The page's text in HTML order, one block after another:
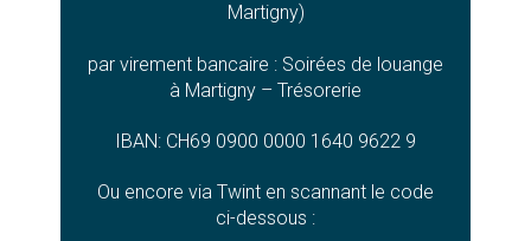
Martigny)
par virement bancaire : Soirées de louange
à Martigny – Trésorerie
IBAN: CH69 0900 0000 1640 9622 9
Ou encore via Twint en scannant le code
ci-dessous :